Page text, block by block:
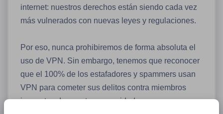
internet: nuestros derechos están siendo cada vez
más vulnerados con nuevas leyes y regulaciones.
Por eso, nunca prohibiremos de forma absoluta el
uso de VPN. Sin embargo, tenemos que reconocer
que el 100% de los estafadores y spammers usan
VPN para cometer sus delitos contra miembros
inocentes de nuestra comunidad.